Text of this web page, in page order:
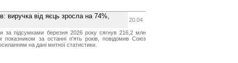
виручка від яєць зросла на 74%,
20.04
за підсумками березня 2026 року сягнув 216,2 млн
за останні п'ять років, повідомив Союз
на дані митної статистики.